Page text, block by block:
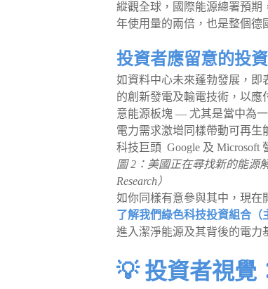
縱觀全球，國際能源總署預期
年使用量的兩倍，也是整個德
投資者應留意的投
如資料中心未來蓬勃發展，即
的創新發電及輸電技術，以
意能源板塊 — 尤其是當中為
電力需求激增同樣帶動可再生
科技巨頭 Google 及 Microsoft
圖 2：美國正在尋找新的能源
Research）
如你同樣有意參與其中，現在
了解我們綠色科技投資組合（
進入潔淨能源及其背後的電力
💡 投資者視覺